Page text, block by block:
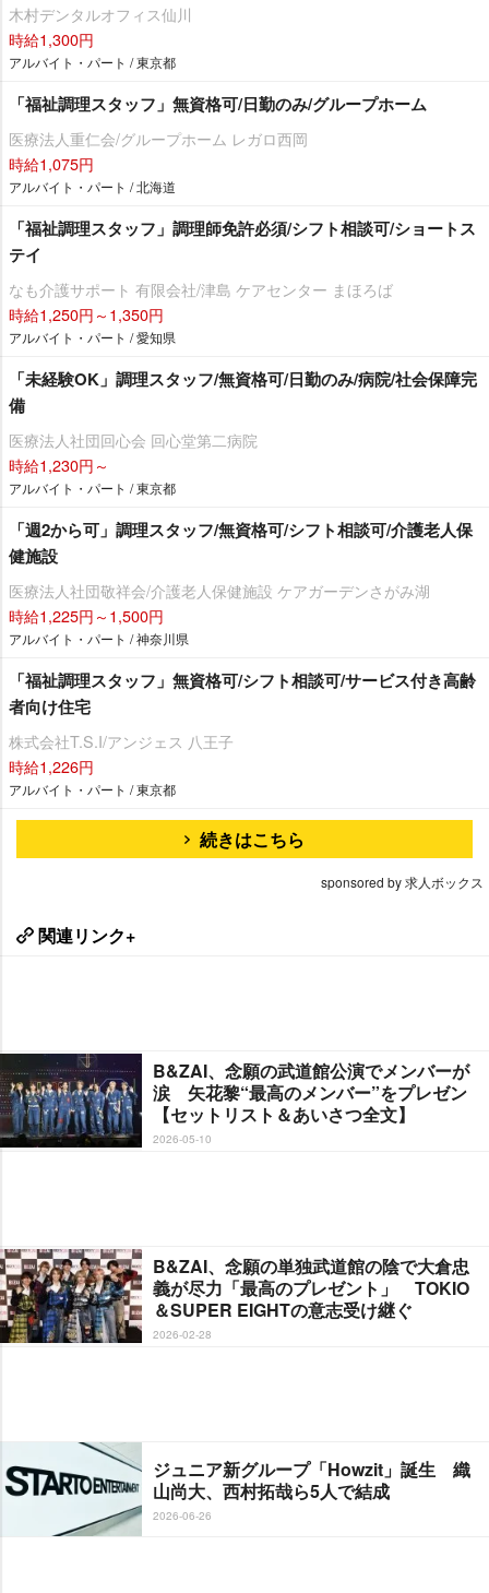
木村デンタルオフィス仙川
時給1,300円
アルバイト・パート / 東京都
「福祉調理スタッフ」無資格可/日勤のみ/グループホーム
医療法人重仁会/グループホーム レガロ西岡
時給1,075円
アルバイト・パート / 北海道
「福祉調理スタッフ」調理師免許必須/シフト相談可/ショートス
テイ
なも介護サポート 有限会社/津島 ケアセンター まほろば
時給1,250円～1,350円
アルバイト・パート / 愛知県
「未経験OK」調理スタッフ/無資格可/日勤のみ/病院/社会保障完
備
医療法人社団回心会 回心堂第二病院
時給1,230円～
アルバイト・パート / 東京都
「週2から可」調理スタッフ/無資格可/シフト相談可/介護老人保
健施設
医療法人社団敬祥会/介護老人保健施設 ケアガーデンさがみ湖
時給1,225円～1,500円
アルバイト・パート / 神奈川県
「福祉調理スタッフ」無資格可/シフト相談可/サービス付き高齢
者向け住宅
株式会社T.S.I/アンジェス 八王子
時給1,226円
アルバイト・パート / 東京都
続きはこちら
sponsored by 求人ボックス
関連リンク+
B&ZAI、念願の武道館公演でメンバーが
涙 矢花黎“最高のメンバー”をプレゼン
【セットリスト＆あいさつ全文】
2026-05-10
B&ZAI、念願の単独武道館の陰で大倉忠
義が尽力「最高のプレゼント」 TOKIO
＆SUPER EIGHTの意志受け継ぐ
2026-02-28
ジュニア新グループ「Howzit」誕生 織
山尚大、西村拓哉ら5人で結成
2026-06-26